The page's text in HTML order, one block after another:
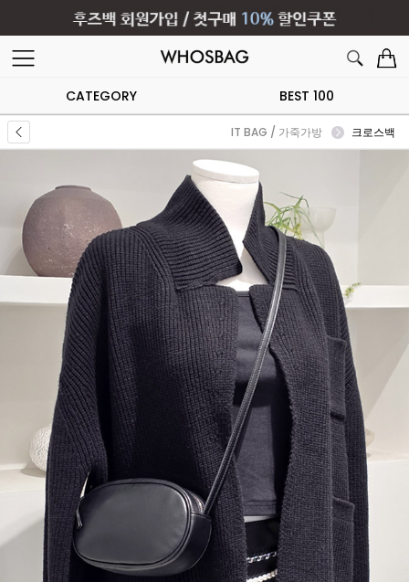
CATEGORY BEST 100
IT BAG / 가죽가방 크로스백